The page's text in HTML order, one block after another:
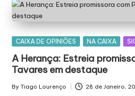
Posted
CAIXA DE OPINIÕES NA CAIXA
A Herança: Estreia
Tavares em destaque
Posted
By Tiago Lourenço 28 de Janeiro,